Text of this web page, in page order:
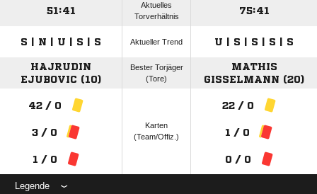
51:41
Aktuelles
Torverhältnis
75:41
S | N | U | S | S Aktueller Trend U | S | S | S | S
HAJRUDIN
EJUBOVIC (10)
Bester Torjäger
(Tore)
MATHIS
GISSELMANN (20)
42 / 0
3 / 0
1 / 0
Karten
(Team/Offiz.)
22 / 0
1 / 0
0 / 0
Legende